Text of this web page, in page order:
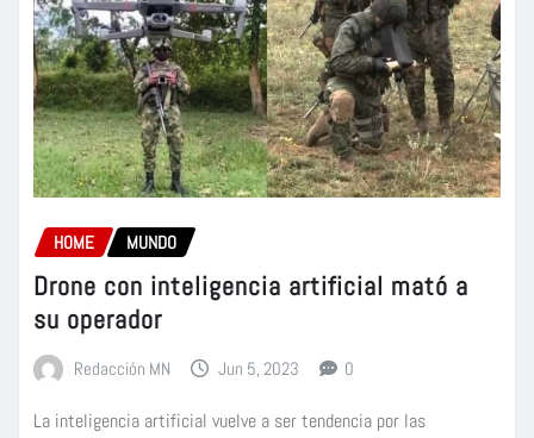
HOME MUNDO
Drone con inteligencia artificial mató a
su operador
Redacción MN Jun 5, 2023 0
La inteligencia artificial vuelve a ser tendencia por las